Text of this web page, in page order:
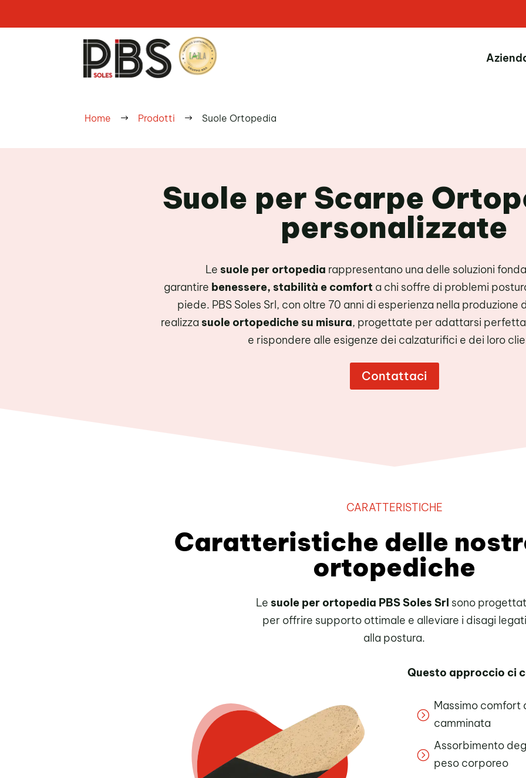
Home $ Prodotti $ Suole Ortopedia
Suole per Scarpe
personalizzate
Le suole per ortopedia rappresentano una delle soluzioni
garantire benessere, stabilità e comfort a chi soffre di problemi
piede. PBS Soles Srl, con oltre 70 anni di esperienza nella produzione
realizza suole ortopediche su misura, progettate per adattarsi
e rispondere alle esigenze dei calzaturifici e dei loro
Contattaci
CARATTERISTICHE
Caratteristiche delle
ortopediche
Le suole per ortopedia PBS Soles Srl sono
per offrire supporto ottimale e alleviare i disagi legati
alla postura.
Questo approccio ci
=
Massimo comfort
camminata
=
Assorbimento
peso corporeo